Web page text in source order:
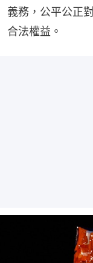
義務，公平公正
合法權益。